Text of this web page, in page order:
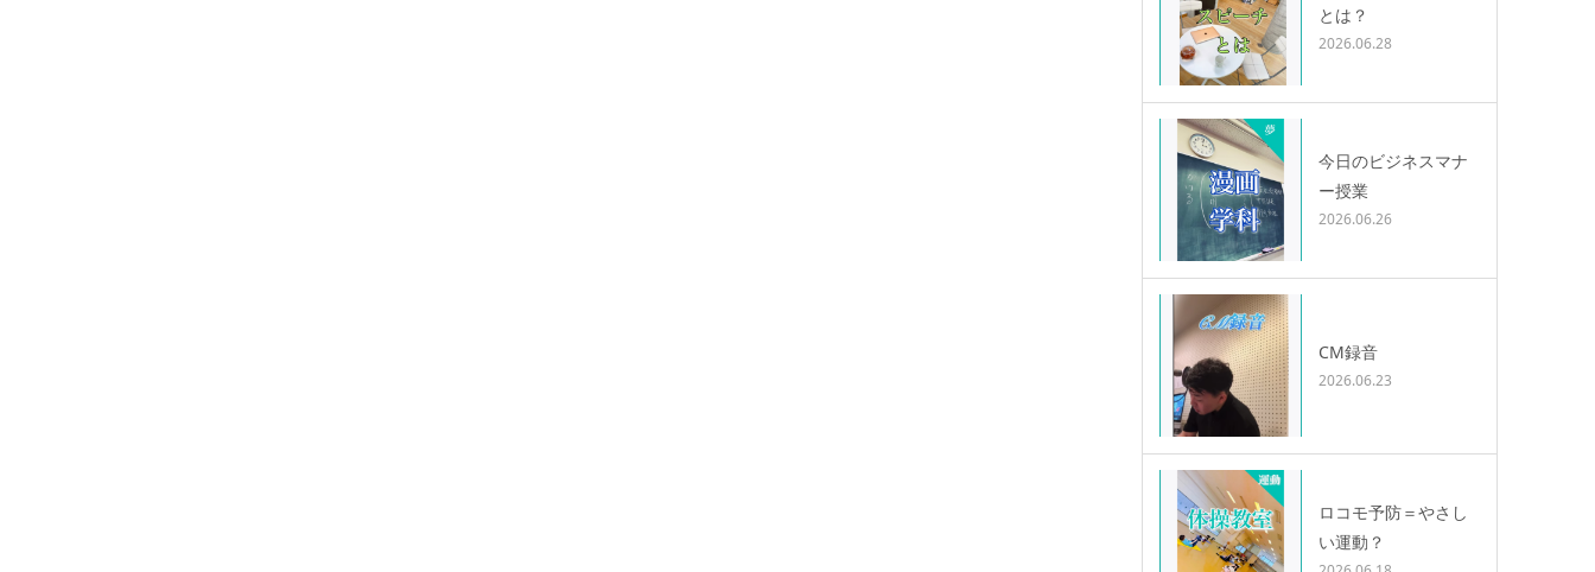
とは？
2026.06.28
今日のビジネスマナ
ー授業
2026.06.26
CM録音
2026.06.23
ロコモ予防＝やさし
い運動？